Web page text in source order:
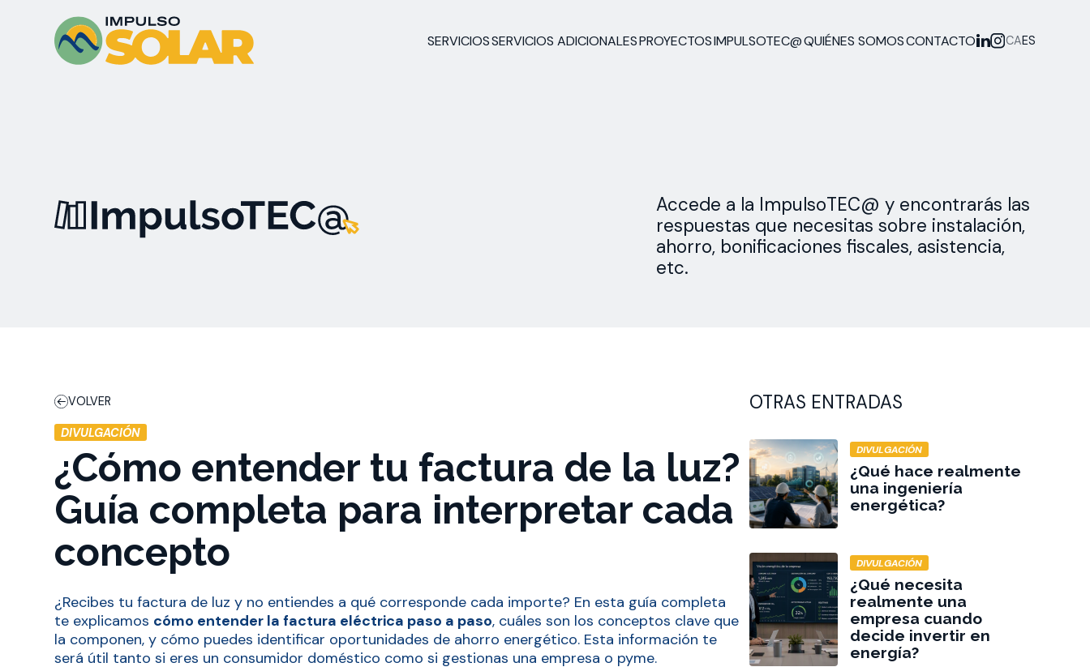
SERVICIOSSERVICIOS ADICIONALESPROYECTOSIMPULSOTEC@QUIÉNES SOMOSCONTACTO CAES
Accede a la ImpulsoTEC@ y encontrarás las
respuestas que necesitas sobre instalación,
ahorro, bonificaciones fiscales, asistencia,
etc.
VOLVER
DIVULGACIÓN
¿Cómo entender tu factura de la luz?
Guía completa para interpretar cada
concepto
¿Recibes tu factura de luz y no entiendes a qué corresponde cada importe? En esta guía completa
te explicamos cómo entender la factura eléctrica paso a paso, cuáles son los conceptos clave que
la componen, y cómo puedes identificar oportunidades de ahorro energético. Esta información te
será útil tanto si eres un consumidor doméstico como si gestionas una empresa o pyme.
OTRAS ENTRADAS
DIVULGACIÓN
¿Qué hace realmente
una ingeniería
energética?
DIVULGACIÓN
¿Qué necesita
realmente una
empresa cuando
decide invertir en
energía?